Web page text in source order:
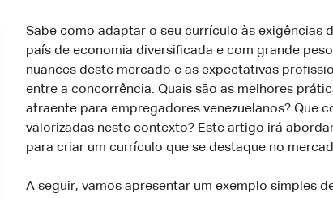
Sabe como adaptar o seu currículo às exigências
país de economia diversificada e com grande
nuances deste mercado e as expectativas
entre a concorrência. Quais são as melhores
atraente para empregadores venezuelanos? Que
valorizadas neste contexto? Este artigo irá
para criar um currículo que se destaque no
A seguir, vamos apresentar um exemplo simples